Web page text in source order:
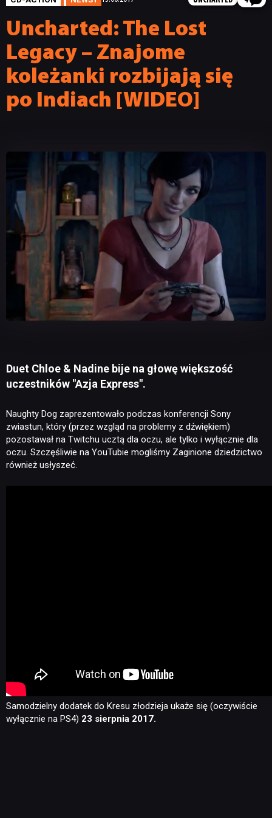
Uncharted: The Lost
Legacy – Znajome
koleżanki rozbijają się
po Indiach [WIDEO]
Duet Chloe & Nadine bije na głowę większość
uczestników "Azja Express".
Naughty Dog zaprezentowało podczas konferencji Sony
zwiastun, który (przez wzgląd na problemy z dźwiękiem)
pozostawał na Twitchu ucztą dla oczu, ale tylko i wyłącznie dla
oczu. Szczęśliwie na YouTubie mogliśmy Zaginione dziedzictwo
również usłyszeć.
Samodzielny dodatek do Kresu złodzieja ukaże się (oczywiście
wyłącznie na PS4) 23 sierpnia 2017.